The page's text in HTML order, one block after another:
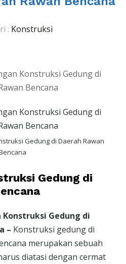
: Konstruksi
Gedung di Daerah Rawan
Gedung di
Gedung di
– Konstruksi gedung di
merupakan sebuah
diatasi dengan cermat